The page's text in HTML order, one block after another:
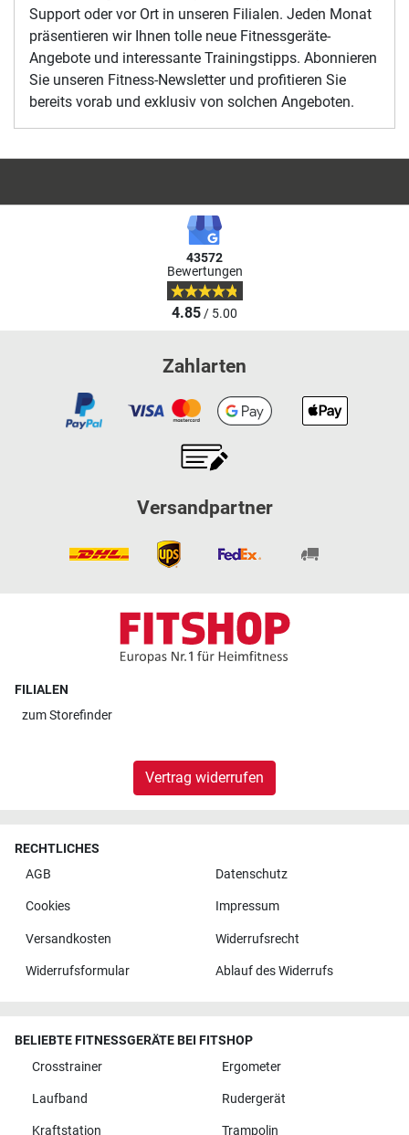
Support oder vor Ort in unseren Filialen. Jeden Monat
präsentieren wir Ihnen tolle neue Fitnessgeräte-
Angebote und interessante Trainingstipps. Abonnieren
Sie unseren Fitness-Newsletter und profitieren Sie
bereits vorab und exklusiv von solchen Angeboten.
43572
Bewertungen
4.85/ 5.00
Zahlarten
Versandpartner
FILIALEN
zumStorefinder
Vertrag widerrufen
RECHTLICHES
AGB
Datenschutz
Cookies Impressum
Versandkosten Widerrufsrecht
Widerrufsformular Ablauf des Widerrufs
BELIEBTE FITNESSGERÄTE BEI FITSHOP
Crosstrainer
Ergometer
Laufband Rudergerät
Kraftstation Trampolin